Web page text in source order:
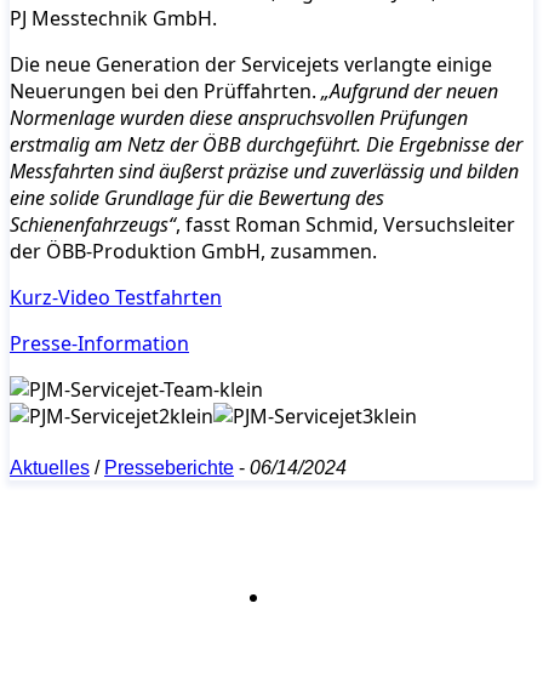
PJ Messtechnik GmbH.
Die neue Generation der Servicejets verlangte einige
Neuerungen bei den Prüffahrten. „Aufgrund der neuen
Normenlage wurden diese anspruchsvollen Prüfungen
erstmalig am Netz der ÖBB durchgeführt. Die Ergebnisse der
Messfahrten sind äußerst präzise und zuverlässig und bilden
eine solide Grundlage für die Bewertung des
Schienenfahrzeugs“, fasst Roman Schmid, Versuchsleiter
der ÖBB-Produktion GmbH, zusammen.
Kurz-Video Testfahrten
Presse-Information
Aktuelles / Presseberichte - 06/14/2024